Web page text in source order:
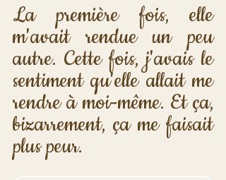
La première fois, elle
m'avait rendue un peu
autre. Cette fois, j'avais le
sentiment qu'elle allait me
rendre à moi-même. Et ça,
bizarrement, ça me faisait
plus peur.